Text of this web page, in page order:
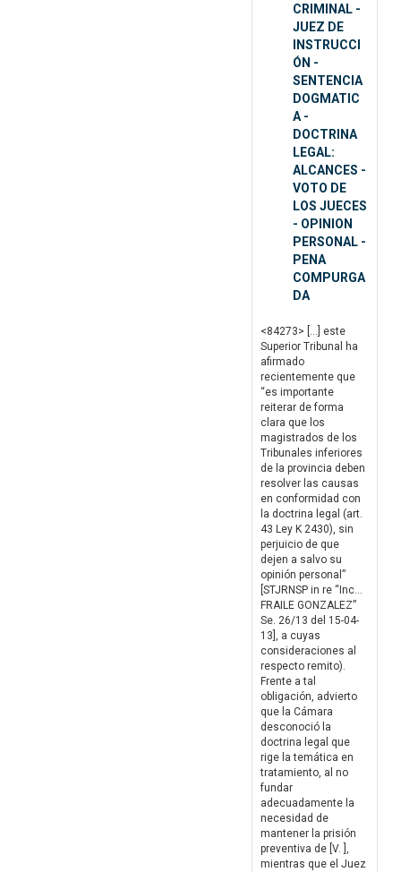
CRIMINAL -
JUEZ DE
INSTRUCCI
ÓN -
SENTENCIA
DOGMATIC
A -
DOCTRINA
LEGAL:
ALCANCES -
VOTO DE
LOS JUECES
- OPINION
PERSONAL -
PENA
COMPURGA
DA
<84273> […] este
Superior Tribunal ha
afirmado
recientemente que
“es importante
reiterar de forma
clara que los
magistrados de los
Tribunales inferiores
de la provincia deben
resolver las causas
en conformidad con
la doctrina legal (art.
43 Ley K 2430), sin
perjuicio de que
dejen a salvo su
opinión personal”
[STJRNSP in re “Inc…
FRAILE GONZALEZ”
Se. 26/13 del 15-04-
13], a cuyas
consideraciones al
respecto remito).
Frente a tal
obligación, advierto
que la Cámara
desconoció la
doctrina legal que
rige la temática en
tratamiento, al no
fundar
adecuadamente la
necesidad de
mantener la prisión
preventiva de [V. ],
mientras que el Juez